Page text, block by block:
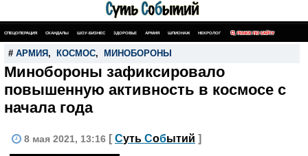
СПЕЦОПЕРАЦИЯ СКАНДАЛЫ ШОУ-БИЗНЕС ЗДОРОВЬЕ АРМИЯ ШПИОНАЖ НЕКРОЛОГ ПОИСК ПО САЙТУ
# АРМИЯ , КОСМОС, МИНОБОРОНЫ
Минобороны зафиксировало
повышенную активность в космосе с
начала года
8 мая 2021, 13:16 [ Суть Событий ]